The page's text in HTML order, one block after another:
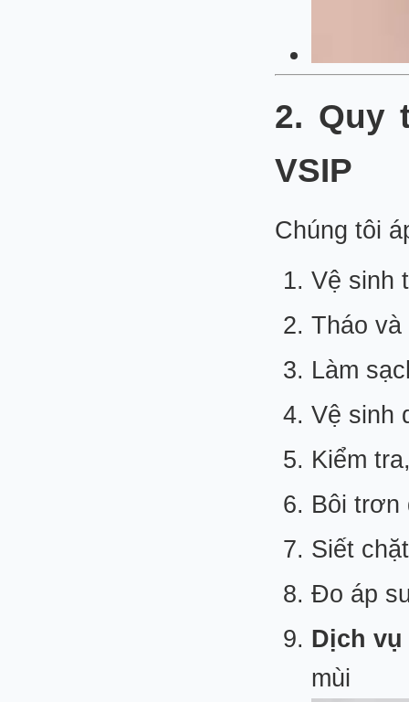
2. Quy
VSIP
Chúng tôi
Vệ sinh
Tháo
Làm
Vệ sinh
Kiểm
Bôi trơn
Siết
Đo áp
Dịch